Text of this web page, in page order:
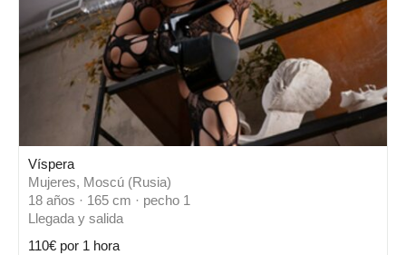
Víspera
Mujeres, Moscú (Rusia)
18 años · 165 cm · pecho 1
Llegada y salida
110€ por 1 hora